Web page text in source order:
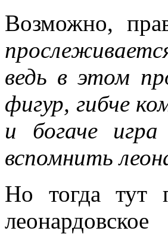
Возможно,
ведь в этом
фигур, гибче
и богаче
вспомнить
Но тогда тут